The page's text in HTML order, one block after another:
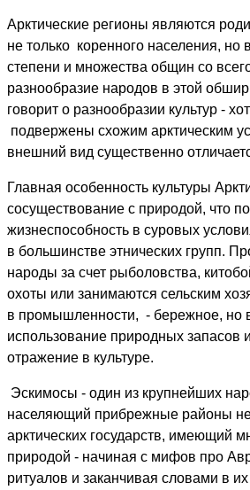
Арктические регионы являются
не только коренного населения, но
степени и множества общин со
разнообразие народов в этой
говорит о разнообразии культур -
подвержены схожим арктическим
внешний вид существенно
Главная особенность культуры
сосуществование с природой, что
жизнеспособность в суровых
в большинстве этнических групп.
народы за счет рыболовства,
охоты или занимаются сельским
в промышленности, - бережное, но
использование природных запасов
отражение в культуре.
Эскимосы - один из крупнейших
населяющий прибрежные районы
арктических государств, имеющий
природой - начиная с мифов про
ритуалов и заканчивая словами в